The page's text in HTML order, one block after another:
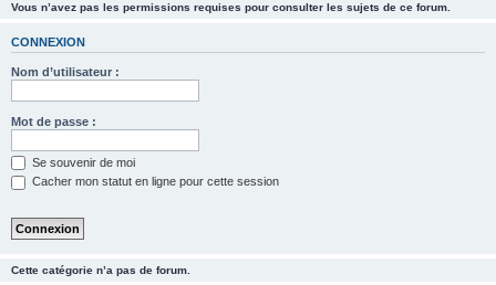
Vous n’avez pas les permissions requises pour consulter les sujets de ce forum.
CONNEXION
Nom d’utilisateur :
Mot de passe :
Se souvenir de moi
Cacher mon statut en ligne pour cette session
Cette catégorie n’a pas de forum.